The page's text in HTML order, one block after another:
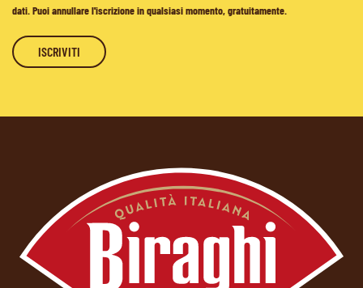
dati. Puoi annullare l'iscrizione in qualsiasi momento, gratuitamente.